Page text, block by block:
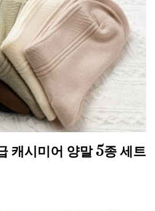
캐시미어 양말 5종 세트